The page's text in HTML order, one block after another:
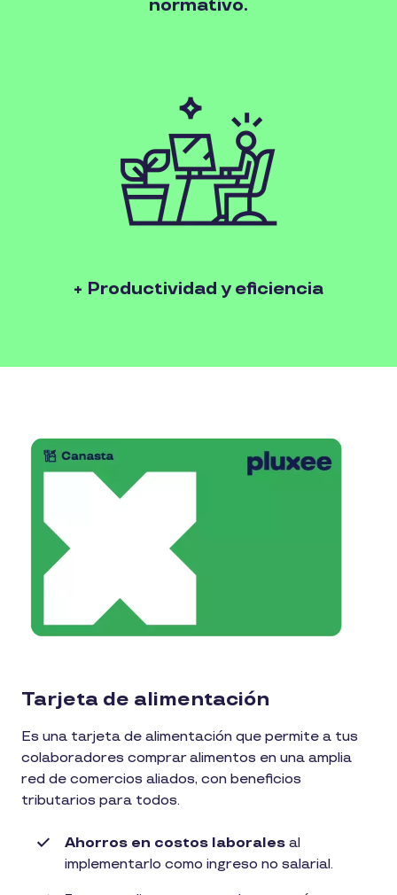
normativo.
+ Productividad y eficiencia
Tarjeta de alimentación
Es una tarjeta de alimentación que permite a tus
colaboradores comprar alimentos en una amplia
red de comercios aliados, con beneficios
tributarios para todos.​
Ahorros en costos laborales al
implementarlo como ingreso no salarial.​